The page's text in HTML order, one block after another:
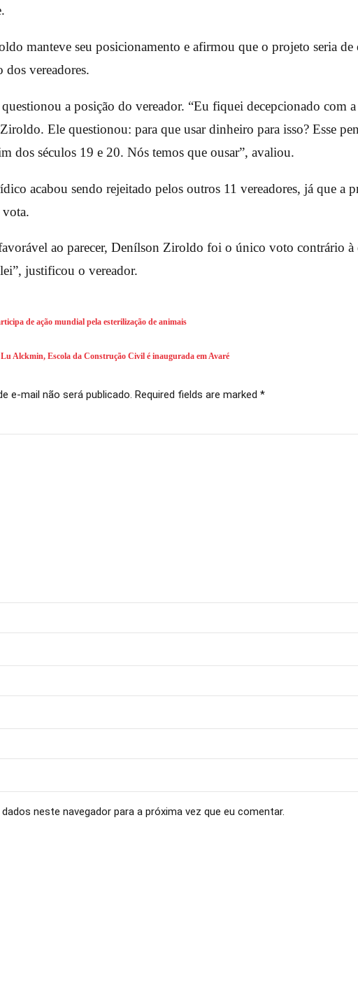
manteve seu posicionamento e afirmou que o projeto seria de
dos vereadores.
a posição do vereador. “Eu fiquei decepcionado com
Ele questionou: para que usar dinheiro para isso? Esse
dos séculos 19 e 20. Nós temos que ousar”, avaliou.
acabou sendo rejeitado pelos outros 11 vereadores, já que a
vota.
ao parecer, Denílson Ziroldo foi o único voto contrário à
justificou o vereador.
de ação mundial pela esterilização de animais
Lu Alckmin, Escola da Construção Civil é inaugurada em Avaré
e-mail não será publicado. Required fields are marked *
neste navegador para a próxima vez que eu comentar.